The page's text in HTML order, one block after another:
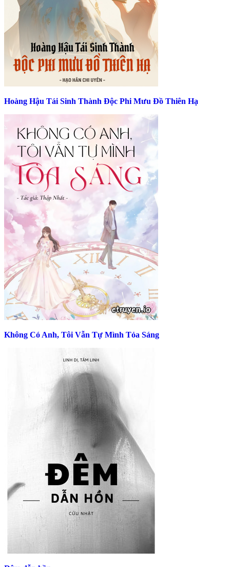
Hoàng Hậu Tái Sinh Thành Độc Phi Mưu Đồ Thiên Hạ
Không Có Anh, Tôi Vẫn Tự Mình Tỏa Sáng